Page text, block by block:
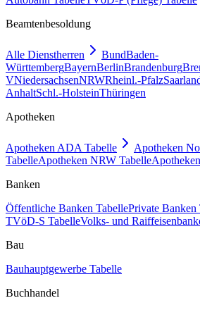
Beamtenbesoldung
Alle Dienstherren BundBaden-
WürttembergBayernBerlinBrandenburg
VNiedersachsenNRWRheinl.-Pfalz
AnhaltSchl.-HolsteinThüringen
Apotheken
Apotheken ADA Tabelle
Apotheken
TabelleApotheken NRW Tabelle
Banken
Öffentliche Banken TabellePrivate Banken
TVöD-S TabelleVolks- und
Bau
Bauhauptgewerbe Tabelle
Buchhandel